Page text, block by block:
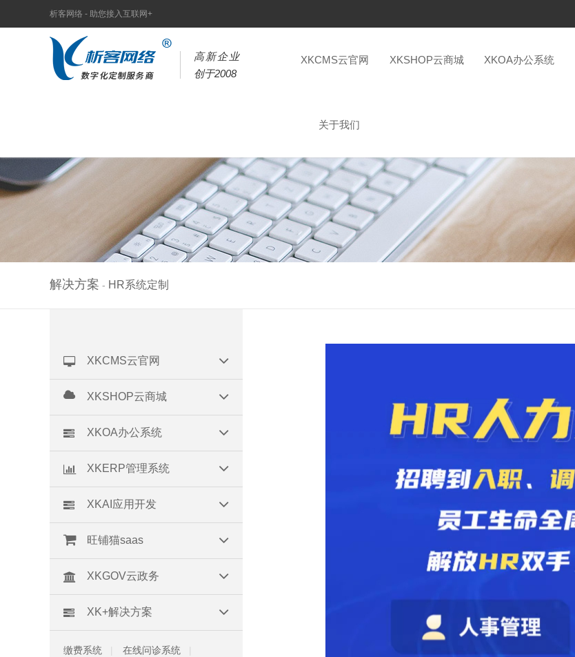
析客网络 - 助您接入互联网+
高新企业
创于2008
XKCMS云官网 XKSHOP云商城 XKOA办公系统
关于我们
解决方案 - HR系统定制
XKCMS云官网
XKSHOP云商城
XKOA办公系统
XKERP管理系统
XKAI应用开发
旺铺猫saas
XKGOV云政务
XK+解决方案
缴费系统 在线问诊系统